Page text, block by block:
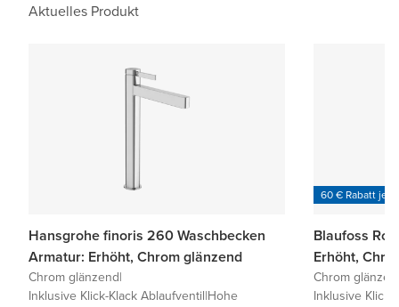
Aktuelles Produkt
Hansgrohe finoris 260 Waschbecken
Armatur: Erhöht, Chrom glänzend
Chrom glänzend|
Inklusive Klick-Klack Ablaufventil|Hohe
60 € Rabatt je
Blaufoss
Erhöht,
Chrom
Inklusive